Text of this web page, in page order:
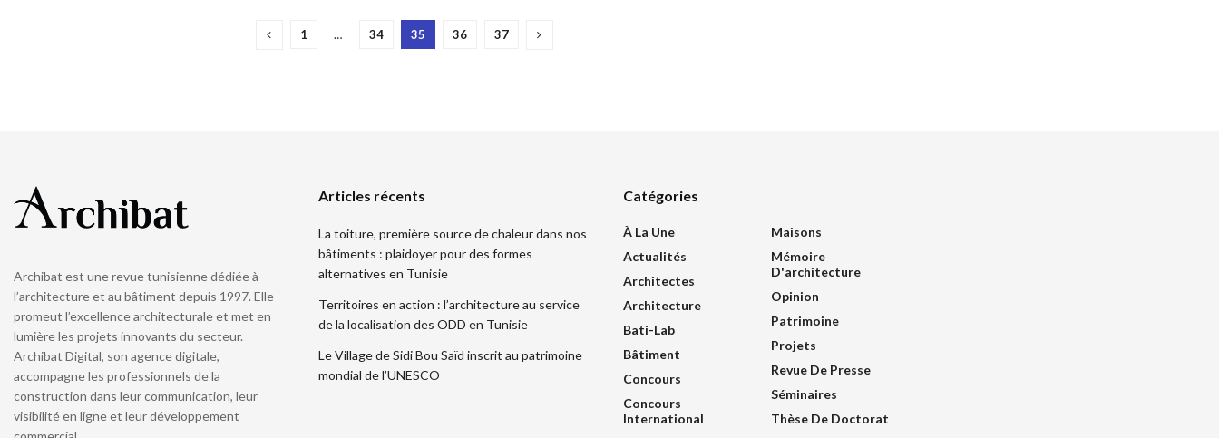
1 … 34 35 36 37
Archibat est une revue tunisienne dédiée à
l’architecture et au bâtiment depuis 1997. Elle
promeut l’excellence architecturale et met en
lumière les projets innovants du secteur.
Archibat Digital, son agence digitale,
accompagne les professionnels de la
construction dans leur communication, leur
visibilité en ligne et leur développement
Articles récents
La toiture, première source de chaleur dans nos
bâtiments : plaidoyer pour des formes
alternatives en Tunisie
Territoires en action : l’architecture au service
de la localisation des ODD en Tunisie
Le Village de Sidi Bou Saïd inscrit au patrimoine
mondial de l’UNESCO
Catégories
À La Une
Actualités
Architectes
Architecture
Bati-Lab
Bâtiment
Concours
Concours
International
Maisons
Mémoire
D'architecture
Opinion
Patrimoine
Projets
Revue De Presse
Séminaires
Thèse De Doctorat